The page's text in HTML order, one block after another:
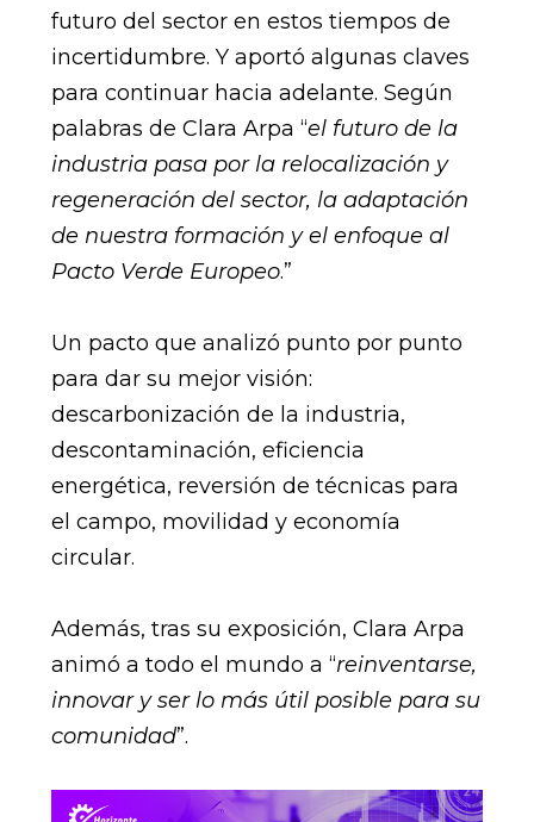
futuro del sector en estos tiempos de
incertidumbre. Y aportó algunas claves
para continuar hacia adelante. Según
palabras de Clara Arpa “el futuro de la
industria pasa por la relocalización y
regeneración del sector, la adaptación
de nuestra formación y el enfoque al
Pacto Verde Europeo.”
Un pacto que analizó punto por punto
para dar su mejor visión:
descarbonización de la industria,
descontaminación, eficiencia
energética, reversión de técnicas para
el campo, movilidad y economía
circular.
Además, tras su exposición, Clara Arpa
animó a todo el mundo a “reinventarse,
innovar y ser lo más útil posible para su
comunidad”.